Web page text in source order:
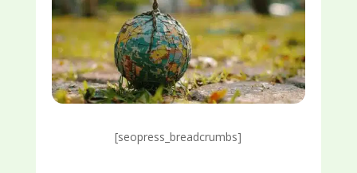
[seopress_breadcrumbs]